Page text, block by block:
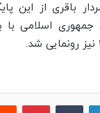
باقری از این
لینکدین پینترست